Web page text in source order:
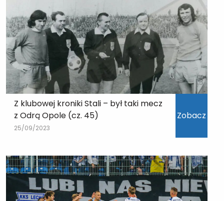
Z klubowej kroniki Stali – był taki mecz
z Odrą Opole (cz. 45)
25/09/2023
Zobacz